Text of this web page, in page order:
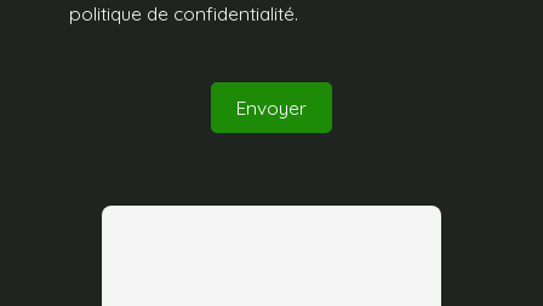
politique de confidentialité.
Envoyer